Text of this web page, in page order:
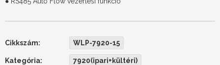
Cikkszám: WLP-7920-15
Kategória: 7920(ipari+kültéri)